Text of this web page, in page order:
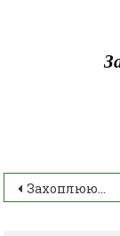
Захоплююча подорож до парку «Софіївка»